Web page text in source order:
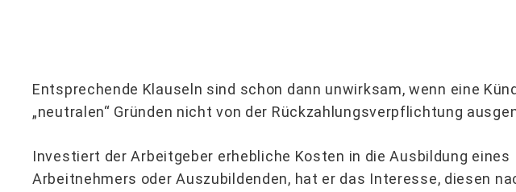
Entsprechende Klauseln sind schon dann unwirksam, wenn eine
„neutralen“ Gründen nicht von der Rückzahlungsverpflichtung
Investiert der Arbeitgeber erhebliche Kosten in die Ausbildung eines
Arbeitnehmers oder Auszubildenden, hat er das Interesse, diesen